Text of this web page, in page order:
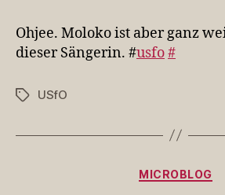
Ohjee. Moloko ist aber ganz
dieser Sängerin. #usfo#
Schlagwörter
USfO
MICROBLOG